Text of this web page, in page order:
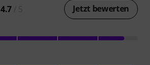
4.7 Jetzt bewerten